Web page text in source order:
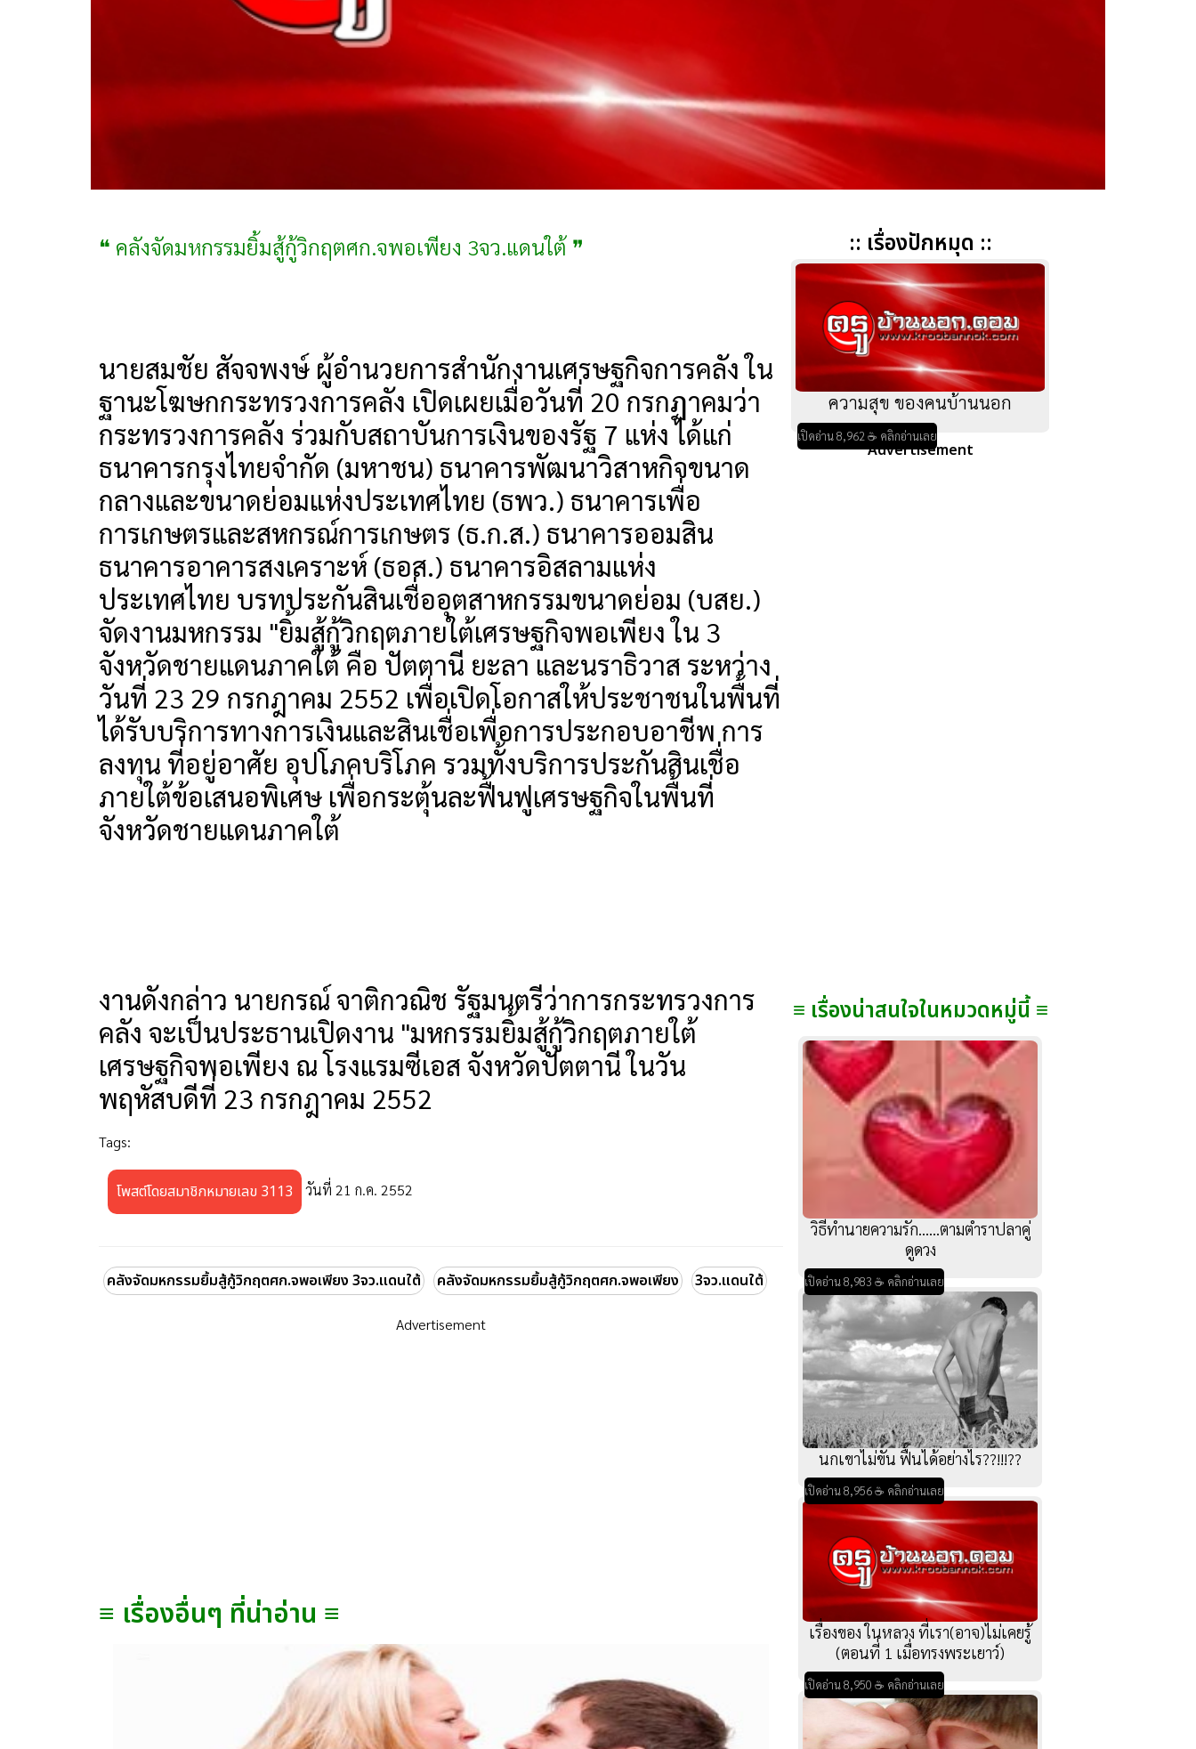
❝ คลังจัดมหกรรมยิ้มสู้กู้วิกฤตศก.จพอเพียง 3จว.แดนใต้ ❞
นายสมชัย สัจจพงษ์ ผู้อำนวยการสำนักงานเศรษฐกิจการคลัง ใน
ฐานะโฆษกกระทรวงการคลัง เปิดเผยเมื่อวันที่ 20 กรกฏาคมว่า
กระทรวงการคลัง ร่วมกับสถาบันการเงินของรัฐ 7 แห่ง ได้แก่
ธนาคารกรุงไทยจำกัด (มหาชน) ธนาคารพัฒนาวิสาหกิจขนาด
กลางและขนาดย่อมแห่งประเทศไทย (ธพว.) ธนาคารเพื่อ
การเกษตรและสหกรณ์การเกษตร (ธ.ก.ส.) ธนาคารออมสิน
ธนาคารอาคารสงเคราะห์ (ธอส.) ธนาคารอิสลามแห่ง
ประเทศไทย บรทประกันสินเชื่ออุตสาหกรรมขนาดย่อม (บสย.)
จัดงานมหกรรม "ยิ้มสู้กู้วิกฤตภายใต้เศรษฐกิจพอเพียง ใน 3
จังหวัดชายแดนภาคใต้ คือ ปัตตานี ยะลา และนราธิวาส ระหว่าง
วันที่ 23 29 กรกฎาคม 2552 เพื่อเปิดโอกาสให้ประชาชนในพื้นที่
ได้รับบริการทางการเงินและสินเชื่อเพื่อการประกอบอาชีพ การ
ลงทุน ที่อยู่อาศัย อุปโภคบริโภค รวมทั้งบริการประกันสินเชื่อ
ภายใต้ข้อเสนอพิเศษ เพื่อกระตุ้นละฟื้นฟูเศรษฐกิจในพื้นที่
จังหวัดชายแดนภาคใต้
งานดังกล่าว นายกรณ์ จาติกวณิช รัฐมนตรีว่าการกระทรวงการ
คลัง จะเป็นประธานเปิดงาน "มหกรรมยิ้มสู้กู้วิกฤตภายใต้
เศรษฐกิจพอเพียง ณ โรงแรมซีเอส จังหวัดปัตตานี ในวัน
พฤหัสบดีที่ 23 กรกฎาคม 2552
Tags:
โพสต์โดยสมาชิกหมายเลข 3113 วันที่ 21 ก.ค. 2552
คลังจัดมหกรรมยิ้มสู้กู้วิกฤตศก.จพอเพียง 3จว.แดนใต้ คลังจัดมหกรรมยิ้มสู้กู้วิกฤตศก.จพอเพียง 3จว.แดนใต้
Advertisement
≡ เรื่องอื่นๆ ที่น่าอ่าน ≡
:: เรื่องปักหมุด ::
ความสุข ของคนบ้านนอก
เปิดอ่าน 8,962 ☕ คลิกอ่านเลย
Advertisement
≡ เรื่องน่าสนใจในหมวดหมู่นี้ ≡
วิธีทำนายความรัก......ตามตำราปลาคู่
ดูดวง
เปิดอ่าน 8,983 ☕ คลิกอ่านเลย
นกเขาไม่ขัน ฟื้นได้อย่างไร??!!!??
เปิดอ่าน 8,956 ☕ คลิกอ่านเลย
เรื่องของ ในหลวง ที่เรา(อาจ)ไม่เคยรู้‏
(ตอนที่ 1 เมื่อทรงพระเยาว์)
เปิดอ่าน 8,950 ☕ คลิกอ่านเลย